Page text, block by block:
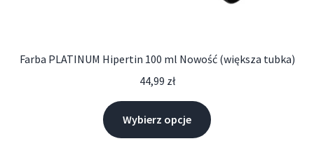
Farba PLATINUM Hipertin 100 ml Nowość (większa tubka)
44,99 zł
Wybierz opcje